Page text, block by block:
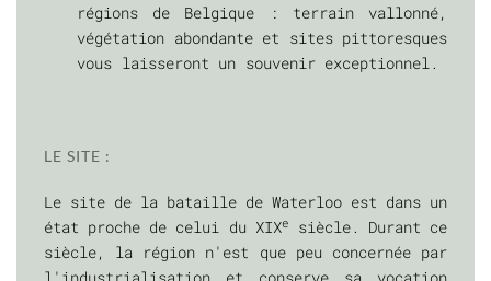
régions de Belgique : terrain vallonné,
végétation abondante et sites pittoresques
vous laisseront un souvenir exceptionnel.
LE SITE :
Le site de la bataille de Waterloo est dans un
état proche de celui du XIXe
siècle. Durant ce
siècle, la région n'est que peu concernée par